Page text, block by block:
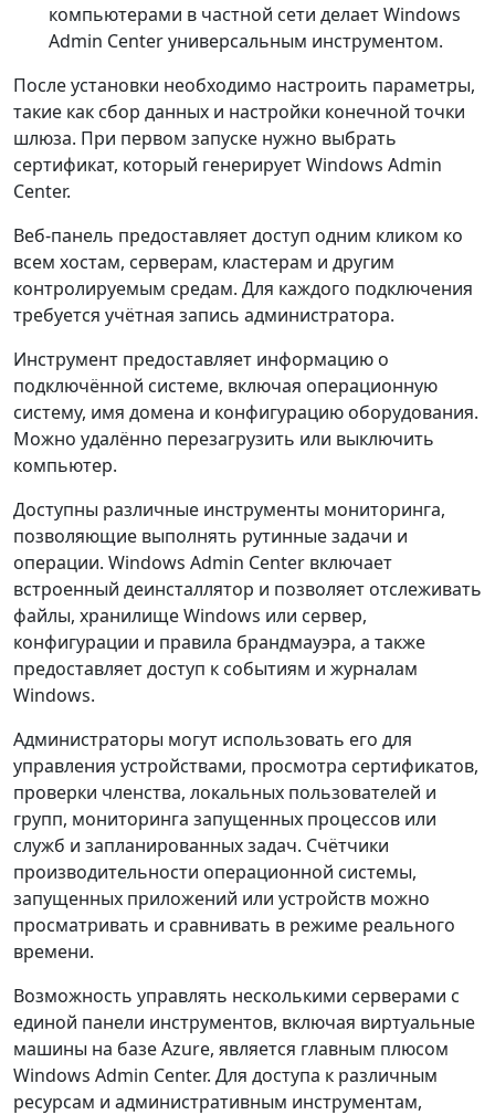
компьютерами в частной сети делает Windows
Admin Center универсальным инструментом.
После установки необходимо настроить параметры,
такие как сбор данных и настройки конечной точки
шлюза. При первом запуске нужно выбрать
сертификат, который генерирует Windows Admin
Center.
Веб-панель предоставляет доступ одним кликом ко
всем хостам, серверам, кластерам и другим
контролируемым средам. Для каждого подключения
требуется учётная запись администратора.
Инструмент предоставляет информацию о
подключённой системе, включая операционную
систему, имя домена и конфигурацию оборудования.
Можно удалённо перезагрузить или выключить
компьютер.
Доступны различные инструменты мониторинга,
позволяющие выполнять рутинные задачи и
операции. Windows Admin Center включает
встроенный деинсталлятор и позволяет отслеживать
файлы, хранилище Windows или сервер,
конфигурации и правила брандмауэра, а также
предоставляет доступ к событиям и журналам
Windows.
Администраторы могут использовать его для
управления устройствами, просмотра сертификатов,
проверки членства, локальных пользователей и
групп, мониторинга запущенных процессов или
служб и запланированных задач. Счётчики
производительности операционной системы,
запущенных приложений или устройств можно
просматривать и сравнивать в режиме реального
времени.
Возможность управлять несколькими серверами с
единой панели инструментов, включая виртуальные
машины на базе Azure, является главным плюсом
Windows Admin Center. Для доступа к различным
ресурсам и административным инструментам,